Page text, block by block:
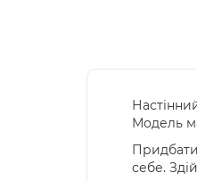
Модель
себе.